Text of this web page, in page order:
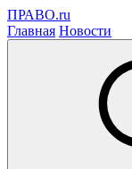
ПРАВО.ru
Главная Новости